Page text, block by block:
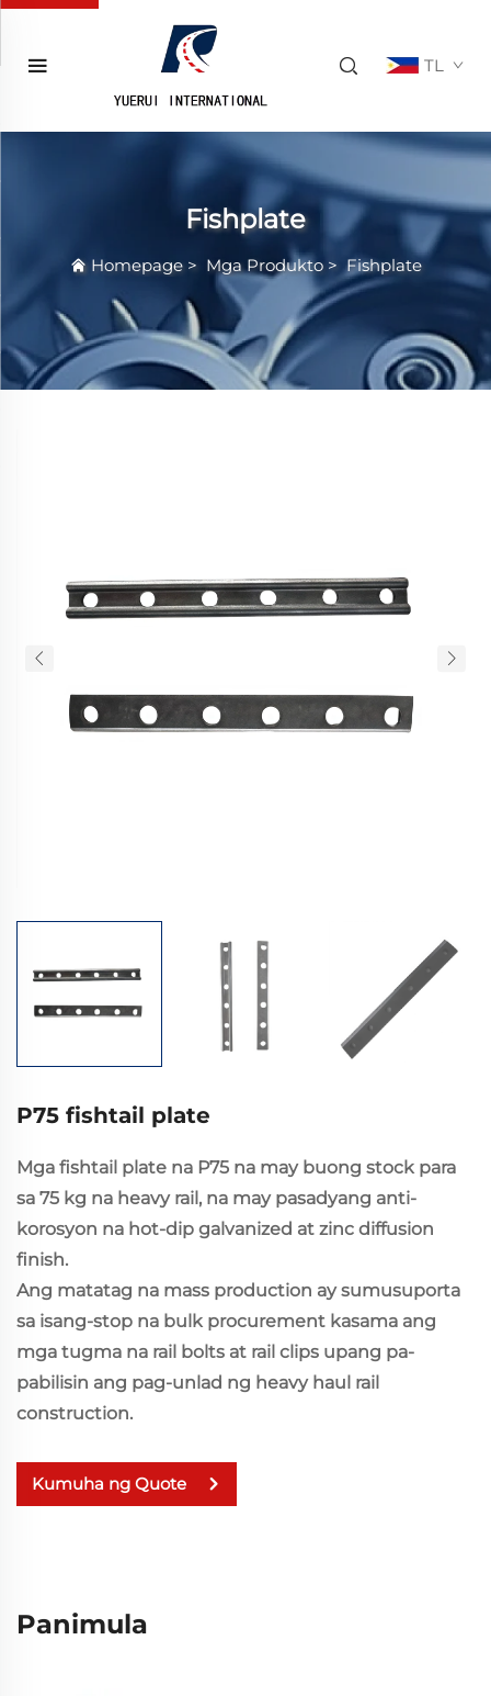
TL
Fishplate
Homepage> Mga Produkto>Fishplate
P75 fishtail plate
Mga fishtail plate na P75 na may buong stock para
sa 75 kg na heavy rail, na may pasadyang anti-
korosyon na hot-dip galvanized at zinc diffusion
finish.
Ang matatag na mass production ay sumusuporta
sa isang-stop na bulk procurement kasama ang
mga tugma na rail bolts at rail clips upang pa-
pabilisin ang pag-unlad ng heavy haul rail
construction.
Kumuha ng Quote
Panimula